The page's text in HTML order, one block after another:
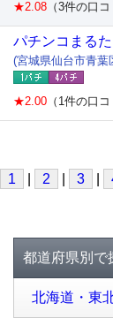
★2.08 （3件の口
パチンコまる
(宮城県仙台市青葉
★2.00 （1件の口
1
2 3
都道府県別で
北海道・東